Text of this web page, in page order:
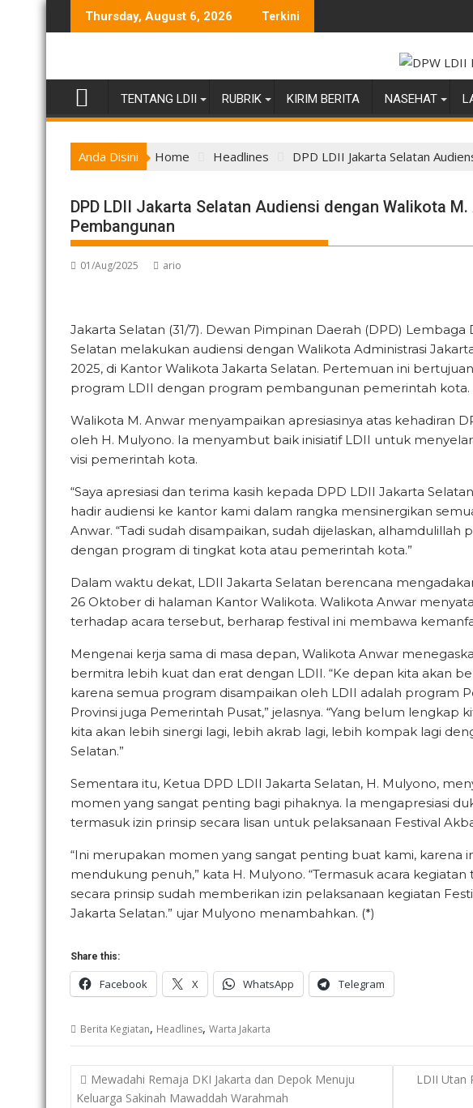
to
Thursday, August 6, 2026 Terkini
TENTANG LDII RUBRIK KIRIM BERITA NASEHAT
Anda Disini Home Headlines DPD LDII Jakarta Selatan
DPD LDII Jakarta Selatan Audiensi dengan Walikota
Pembangunan
01/Aug/2025 ario
Jakarta Selatan (31/7). Dewan Pimpinan Daerah (DPD)
Selatan melakukan audiensi dengan Walikota Administrasi
2025, di Kantor Walikota Jakarta Selatan. Pertemuan ini
program LDII dengan program pembangunan pemerintah kota.
Walikota M. Anwar menyampaikan apresiasinya atas kehadiran
oleh H. Mulyono. Ia menyambut baik inisiatif LDII untuk
visi pemerintah kota.
“Saya apresiasi dan terima kasih kepada DPD LDII Jakarta
hadir audiensi ke kantor kami dalam rangka mensinergikan
Anwar. “Tadi sudah disampaikan, sudah dijelaskan, alhamdulillah
dengan program di tingkat kota atau pemerintah kota.”
Dalam waktu dekat, LDII Jakarta Selatan berencana
26 Oktober di halaman Kantor Walikota. Walikota Anwar
terhadap acara tersebut, berharap festival ini membawa
Mengenai kerja sama di masa depan, Walikota Anwar
bermitra lebih kuat dan erat dengan LDII. “Ke depan kita akan
karena semua program disampaikan oleh LDII adalah program
Provinsi juga Pemerintah Pusat,” jelasnya. “Yang belum lengkap
kita akan lebih sinergi lagi, lebih akrab lagi, lebih kompak lagi
Selatan.”
Sementara itu, Ketua DPD LDII Jakarta Selatan, H. Mulyono,
momen yang sangat penting bagi pihaknya. Ia mengapresiasi
termasuk izin prinsip secara lisan untuk pelaksanaan Festival
“Ini merupakan momen yang sangat penting buat kami, karena
mendukung penuh,” kata H. Mulyono. “Termasuk acara
secara prinsip sudah memberikan izin pelaksanaan kegiatan
Jakarta Selatan.” ujar Mulyono menambahkan. (*)
Share this:
Facebook X WhatsApp Telegram
Berita Kegiatan, Headlines, Warta Jakarta
Post
navigation
Mewadahi Remaja DKI Jakarta dan Depok Menuju
Keluarga Sakinah Mawaddah Warahmah
LDII Utan